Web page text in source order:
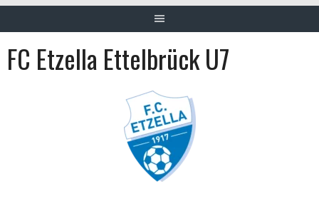
FC Etzella Ettelbrück U7